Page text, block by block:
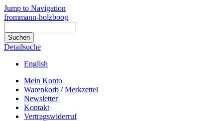
Jump to Navigation
frommann-holzboog
Detailsuche
English
Mein Konto
Warenkorb /Merkzettel
Newsletter
Kontakt
Vertragswiderruf